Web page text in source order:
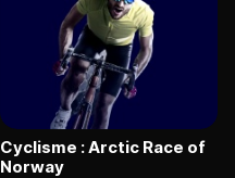
Cyclisme : Arctic Race of
Norway